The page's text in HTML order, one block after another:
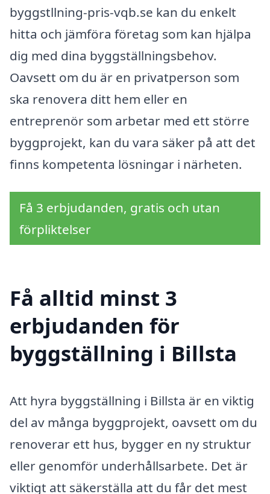
byggstllning-pris-vqb.se kan du enkelt
hitta och jämföra företag som kan hjälpa
dig med dina byggställningsbehov.
Oavsett om du är en privatperson som
ska renovera ditt hem eller en
entreprenör som arbetar med ett större
byggprojekt, kan du vara säker på att det
finns kompetenta lösningar i närheten.
Få 3 erbjudanden, gratis och utan
förpliktelser
Få alltid minst 3
erbjudanden för
byggställning i Billsta
Att hyra byggställning i Billsta är en viktig
del av många byggprojekt, oavsett om du
renoverar ett hus, bygger en ny struktur
eller genomför underhållsarbete. Det är
viktigt att säkerställa att du får det mest